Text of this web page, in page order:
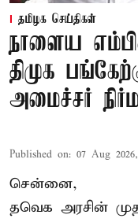
தமிழக செய்திகள்
நாளைய
திமுக
அமைச்சர்
Published on: 07 Aug
சென்னை,
தவெக அரசின்